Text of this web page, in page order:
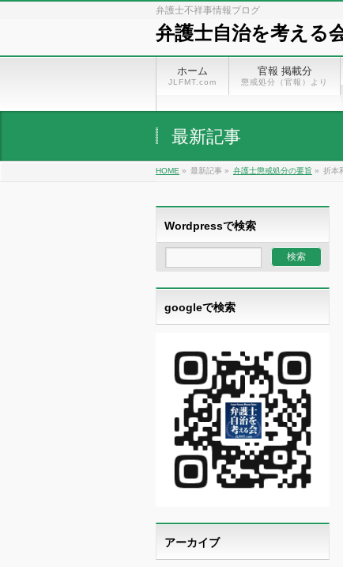
弁護士不祥事情報ブログ
弁護士自治を考える
ホーム
JLFMT.com
官報 掲載分
懲戒処分（官報）より
最新記事
HOME » 最新記事 » 弁護士懲戒処分の要旨 » 折本
Wordpressで検索
googleで検索
アーカイブ